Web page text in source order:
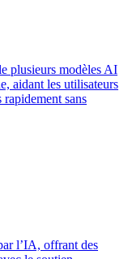
plusieurs modèles AI
aidant les utilisateurs
sans
l’IA, offrant des